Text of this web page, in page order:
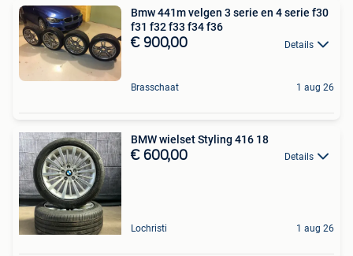
Bmw 441m velgen 3 serie en 4 serie f30
f31 f32 f33 f34 f36
€ 900,00 Details
Brasschaat 1 aug 26
BMW wielset Styling 416 18
€ 600,00 Details
Lochristi 1 aug 26